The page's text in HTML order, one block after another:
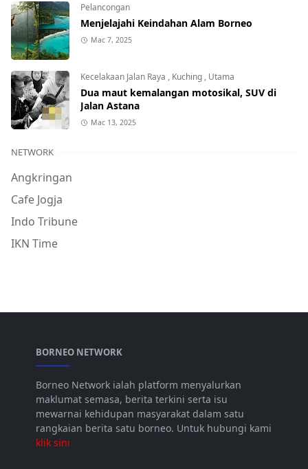
Pelancongan
Menjelajahi Keindahan Alam Borneo
Mac 7, 2025
Kecelakaan Jalan Raya , Kuching , Utama
Dua maut kemalangan motosikal, SUV di
Jalan Astana
Mac 13, 2025
NETWORK
Angkringan
Cafe Jogja
Indo Tribune
IKN Time
BORNEO NETWORK
Borneo Network ialah platform menyalurkan
maklumat semasa, berita terkini serta isu
mewarnai kehidupan masyarakat dalam satu
rangkaian berita satu borneo. Untuk hubungi kami
klik sini